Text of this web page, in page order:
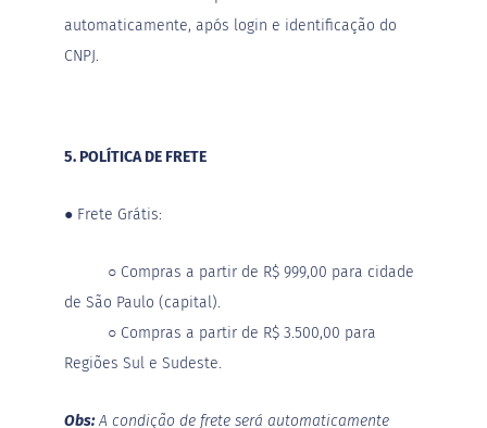
Snacks
automaticamente, após login e identificação do
CNPJ.
5. POLÍTICA DE FRETE
● Frete Grátis:
○ Compras a partir de R$ 999,00 para cidade
de São Paulo (capital).
○ Compras a partir de R$ 3.500,00 para
Regiões Sul e Sudeste.
Obs:A condição de frete será automaticamente